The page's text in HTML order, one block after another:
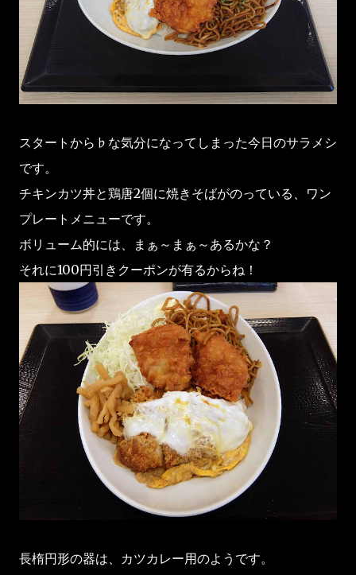
スタートから♭な気分になってしまった今日のサラメシ
です。
チキンカツ丼と鶏唐2個に焼きそばがのっている、ワン
プレートメニューです。
ボリューム的には、まぁ～まぁ～あるかな？
それに100円引きクーポンが有るからね！
長楕円形の器は、カツカレー用のようです。